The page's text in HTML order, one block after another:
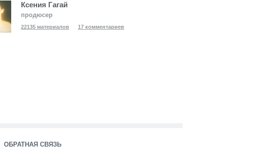
Ксения Гагай
продюсер
22135 материалов 17 комментариев
ОБРАТНАЯ СВЯЗЬ